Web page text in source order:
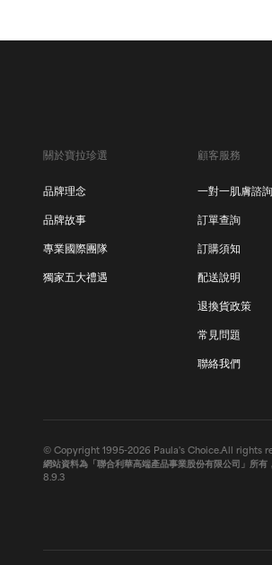
關於寶拉珍選
品牌理念
品牌故事
專業國際團隊
獨家五大禮遇
顧客服務
一對一肌膚諮詢
訂單查詢
訂購須知
配送說明
退換貨政策
常見問題
聯絡我們
© Copyright 1995-2026 Paula's Choice.All rights
網站資料為「聯合利華高端產品事業股份有限公司」所
8.9.3